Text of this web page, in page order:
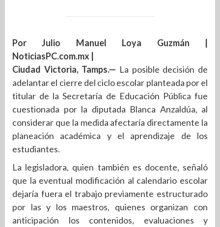
Por Julio Manuel Loya Guzmán |
NoticiasPC.com.mx |
Ciudad Victoria, Tamps.— La posible decisión de
adelantar el cierre del ciclo escolar planteada por el
titular de la Secretaría de Educación Pública fue
cuestionada por la diputada Blanca Anzaldúa, al
considerar que la medida afectaría directamente la
planeación académica y el aprendizaje de los
estudiantes.
La legisladora, quien también es docente, señaló
que la eventual modificación al calendario escolar
dejaría fuera el trabajo previamente estructurado
por las y los maestros, quienes organizan con
anticipación los contenidos, evaluaciones y